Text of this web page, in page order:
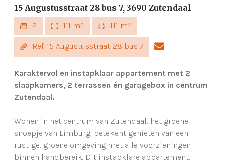
15 Augustusstraat 28 bus 7, 3690 Zutendaal
2 111 m² 111 m²
Ref. 15 Augustusstraat 28 bus 7
Karaktervol en instapklaar appartement met 2
slaapkamers, 2 terrassen én garagebox in centrum
Zutendaal.
Wonen in het centrum van Zutendaal, het groene
snoepje van Limburg, betekent genieten van een
rustige, groene omgeving met alle voorzieningen
binnen handbereik. Dit instapklare appartement,